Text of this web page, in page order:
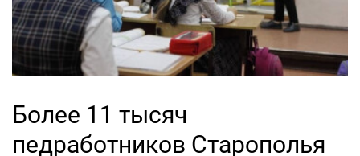
Более 11 тысяч
педработников Старополья